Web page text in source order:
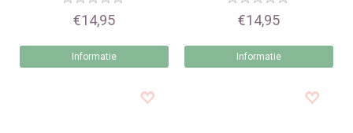
€14,95
Informatie
€14,95
Informatie